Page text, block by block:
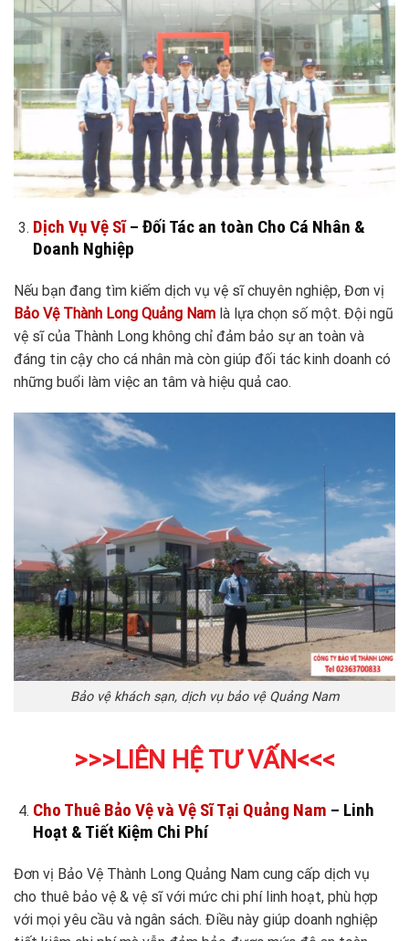
Dịch Vụ Vệ Sĩ– Đối Tác an toàn Cho Cá Nhân &
Doanh Nghiệp
Nếu bạn đang tìm kiếm dịch vụ vệ sĩ chuyên nghiệp, Đơn vị
Bảo Vệ Thành Long Quảng Nam là lựa chọn số một. Đội ngũ
vệ sĩ của Thành Long không chỉ đảm bảo sự an toàn và
đáng tin cậy cho cá nhân mà còn giúp đối tác kinh doanh có
những buổi làm việc an tâm và hiệu quả cao.
Bảo vệ khách sạn, dịch vụ bảo vệ Quảng Nam
>>>LIÊN HỆ TƯ VẤN<<<
Cho Thuê Bảo Vệ và Vệ Sĩ Tại Quảng Nam – Linh
Hoạt & Tiết Kiệm Chi Phí
Đơn vị Bảo Vệ Thành Long Quảng Nam cung cấp dịch vụ
cho thuê bảo vệ & vệ sĩ với mức chi phí linh hoạt, phù hợp
với mọi yêu cầu và ngân sách. Điều này giúp doanh nghiệp